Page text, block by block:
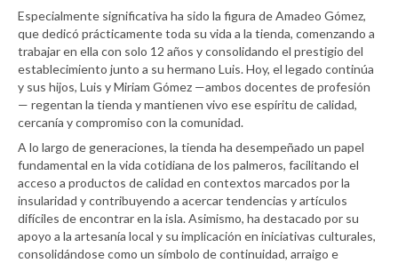
Especialmente significativa ha sido la figura de Amadeo Gómez,
que dedicó prácticamente toda su vida a la tienda, comenzando a
trabajar en ella con solo 12 años y consolidando el prestigio del
establecimiento junto a su hermano Luis. Hoy, el legado continúa
y sus hijos, Luis y Miriam Gómez —ambos docentes de profesión
— regentan la tienda y mantienen vivo ese espíritu de calidad,
cercanía y compromiso con la comunidad.
A lo largo de generaciones, la tienda ha desempeñado un papel
fundamental en la vida cotidiana de los palmeros, facilitando el
acceso a productos de calidad en contextos marcados por la
insularidad y contribuyendo a acercar tendencias y artículos
difíciles de encontrar en la isla. Asimismo, ha destacado por su
apoyo a la artesanía local y su implicación en iniciativas culturales,
consolidándose como un símbolo de continuidad, arraigo e